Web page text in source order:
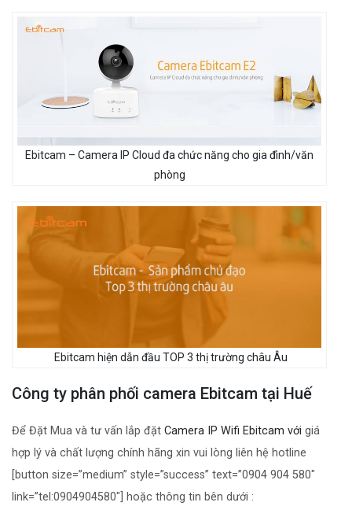
Ebitcam – Camera IP Cloud đa chức năng cho gia đình/văn
phòng
Ebitcam hiện dẫn đầu TOP 3 thị trường châu Âu
Công ty phân phối camera Ebitcam tại Huế
Để Đặt Mua và tư vấn lắp đặt Camera IP Wifi Ebitcam với giá
hợp lý và chất lượng chính hãng xin vui lòng liên hệ hotline
[button size=”medium” style=”success” text=”0904 904 580″
link=”tel:0904904580″] hoặc thông tin bên dưới :